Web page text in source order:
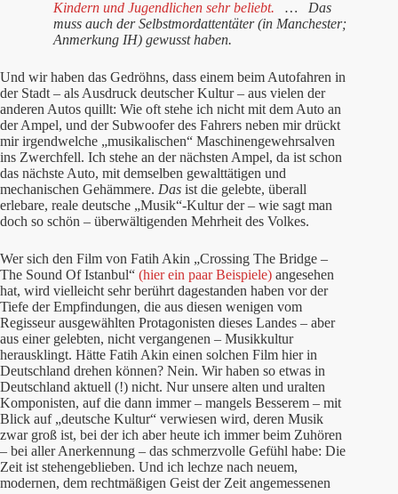
Kindern und Jugendlichen sehr beliebt. … Das
muss auch der Selbstmordattentäter (in Manchester;
Anmerkung IH) gewusst haben.
Und wir haben das Gedröhns, dass einem beim Autofahren in
der Stadt – als Ausdruck deutscher Kultur – aus vielen der
anderen Autos quillt: Wie oft stehe ich nicht mit dem Auto an
der Ampel, und der Subwoofer des Fahrers neben mir drückt
mir irgendwelche „musikalischen“ Maschinengewehrsalven
ins Zwerchfell. Ich stehe an der nächsten Ampel, da ist schon
das nächste Auto, mit demselben gewalttätigen und
mechanischen Gehämmere. Das ist die gelebte, überall
erlebare, reale deutsche „Musik“-Kultur der – wie sagt man
doch so schön – überwältigenden Mehrheit des Volkes.
Wer sich den Film von Fatih Akin „Crossing The Bridge –
The Sound Of Istanbul“ (hier ein paar Beispiele) angesehen
hat, wird vielleicht sehr berührt dagestanden haben vor der
Tiefe der Empfindungen, die aus diesen wenigen vom
Regisseur ausgewählten Protagonisten dieses Landes – aber
aus einer gelebten, nicht vergangenen – Musikkultur
herausklingt. Hätte Fatih Akin einen solchen Film hier in
Deutschland drehen können? Nein. Wir haben so etwas in
Deutschland aktuell (!) nicht. Nur unsere alten und uralten
Komponisten, auf die dann immer – mangels Besserem – mit
Blick auf „deutsche Kultur“ verwiesen wird, deren Musik
zwar groß ist, bei der ich aber heute ich immer beim Zuhören
– bei aller Anerkennung – das schmerzvolle Gefühl habe: Die
Zeit ist stehengeblieben. Und ich lechze nach neuem,
modernen, dem rechtmäßigen Geist der Zeit angemessenen